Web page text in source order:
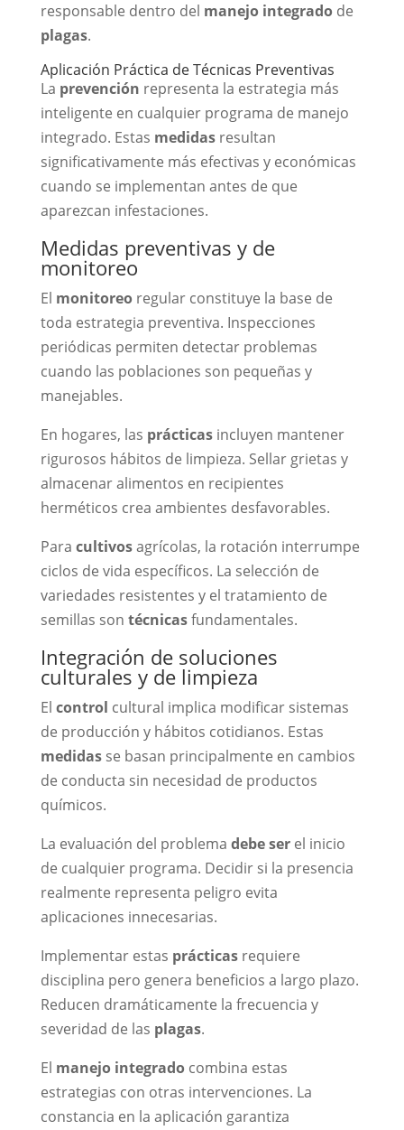
responsable dentro del manejo integradode
plagas.
Aplicación Práctica de Técnicas Preventivas
La prevención representa la estrategia más
inteligente en cualquier programa de manejo
integrado. Estas medidasresultan
significativamente más efectivas y económicas
cuando se implementan antes de que
aparezcan infestaciones.
Medidas preventivas y de
monitoreo
El monitoreoregular constituye la base de
toda estrategia preventiva. Inspecciones
periódicas permiten detectar problemas
cuando las poblaciones son pequeñas y
manejables.
En hogares, las prácticasincluyen mantener
rigurosos hábitos de limpieza. Sellar grietas y
almacenar alimentos en recipientes
herméticos crea ambientes desfavorables.
Para cultivosagrícolas, la rotación interrumpe
ciclos de vida específicos. La selección de
variedades resistentes y el tratamiento de
semillas son técnicasfundamentales.
Integración de soluciones
culturales y de limpieza
El control cultural implica modificar sistemas
de producción y hábitos cotidianos. Estas
medidasse basan principalmente en cambios
de conducta sin necesidad de productos
químicos.
La evaluación del problema debe serel inicio
de cualquier programa. Decidir si la presencia
realmente representa peligro evita
aplicaciones innecesarias.
Implementar estas prácticasrequiere
disciplina pero genera beneficios a largo plazo.
Reducen dramáticamente la frecuencia y
severidad de las plagas.
El manejo integradocombina estas
estrategias con otras intervenciones. La
constancia en la aplicación garantiza